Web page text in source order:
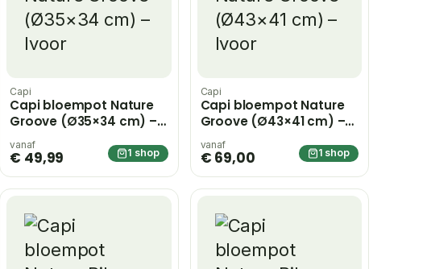
Capi
Capi bloempot Nature
Groove (Ø35×34 cm) –
Ivoor
vanaf
€ 49,99 1 shop
Capi
Capi bloempot Nature
Groove (Ø43×41 cm) –
Ivoor
vanaf
€ 69,00 1 shop